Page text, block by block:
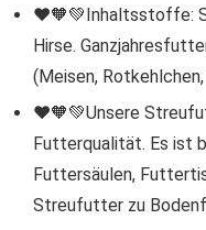
❤️🧡💚Inhaltsstoffe:
Hirse.
(Meisen,
❤️🧡💚Unsere
Futterqualität. Es ist
Futtersäulen,
Streufutter zu